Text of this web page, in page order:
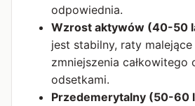
odpowiednia.
Wzrost aktywów (40-50
jest stabilny, raty
zmniejszenia całkowitego
odsetkami.
Przedemerytalny (50-60